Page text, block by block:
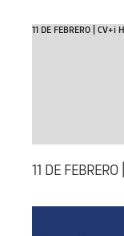
11 DE FEBRERO | CV+i
11 DE